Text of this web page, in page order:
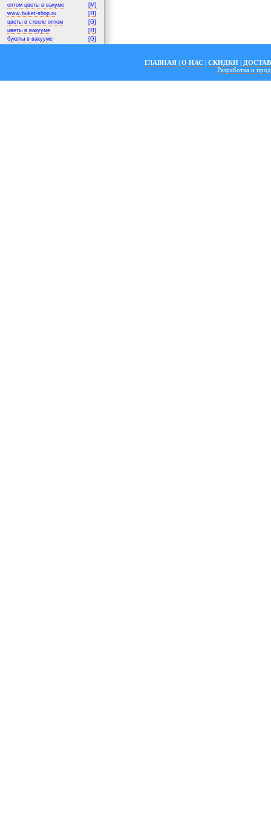
оптом цветы в вакуме
[M]
www.buket-shop.ru
[Я]
цветы в стекле оптом
[G]
цветы в вакууме
[Я]
букеты в вакууме
[G]
ГЛАВНАЯ | О НАС | СКИДКИ |
Разработка и